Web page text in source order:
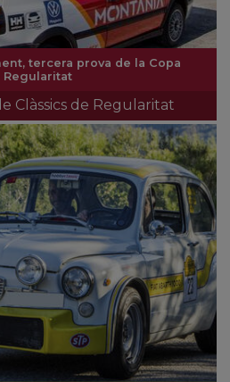
tercera prova de la Copa
Regularitat
Clàssics de Regularitat